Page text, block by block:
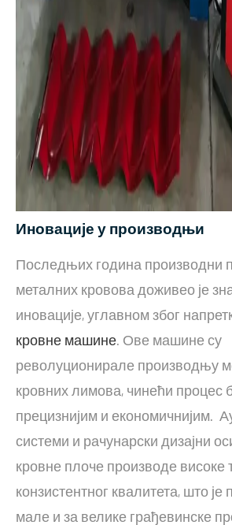
Иновације у производњи
Последњих година производни
металних кровова доживео је
иновације, углавном због
кровне машине. Ове машине су
револуционирале производњу
кровних лимова, чинећи процес
прецизнијим и економичнијим.
системи и рачунарски дизајни
кровне плоче производе високе
конзистентног квалитета, што је
мале и за велике грађевинске